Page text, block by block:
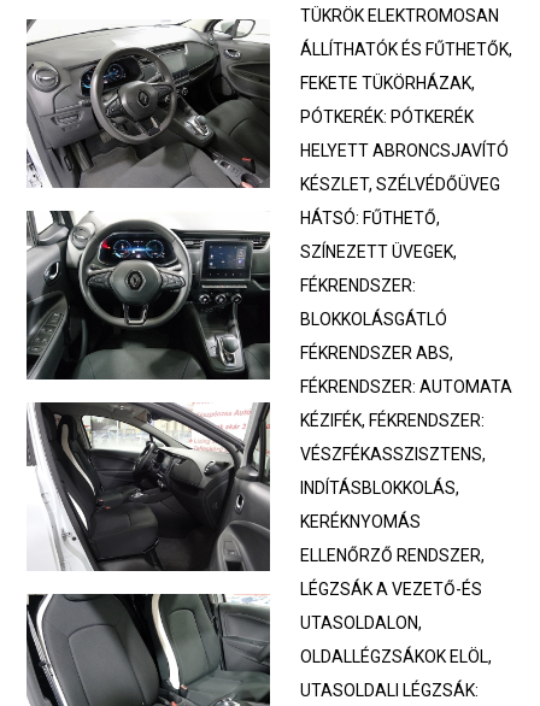
TÜKRÖK ELEKTROMOSAN
ÁLLÍTHATÓK ÉS FŰTHETŐK,
FEKETE TÜKÖRHÁZAK,
PÓTKERÉK: PÓTKERÉK
HELYETT ABRONCSJAVÍTÓ
KÉSZLET, SZÉLVÉDŐÜVEG
HÁTSÓ: FŰTHETŐ,
SZÍNEZETT ÜVEGEK,
FÉKRENDSZER:
BLOKKOLÁSGÁTLÓ
FÉKRENDSZER ABS,
FÉKRENDSZER: AUTOMATA
KÉZIFÉK, FÉKRENDSZER:
VÉSZFÉKASSZISZTENS,
INDÍTÁSBLOKKOLÁS,
KERÉKNYOMÁS
ELLENŐRZŐ RENDSZER,
LÉGZSÁK A VEZETŐ-ÉS
UTASOLDALON,
OLDALLÉGZSÁKOK ELÖL,
UTASOLDALI LÉGZSÁK: